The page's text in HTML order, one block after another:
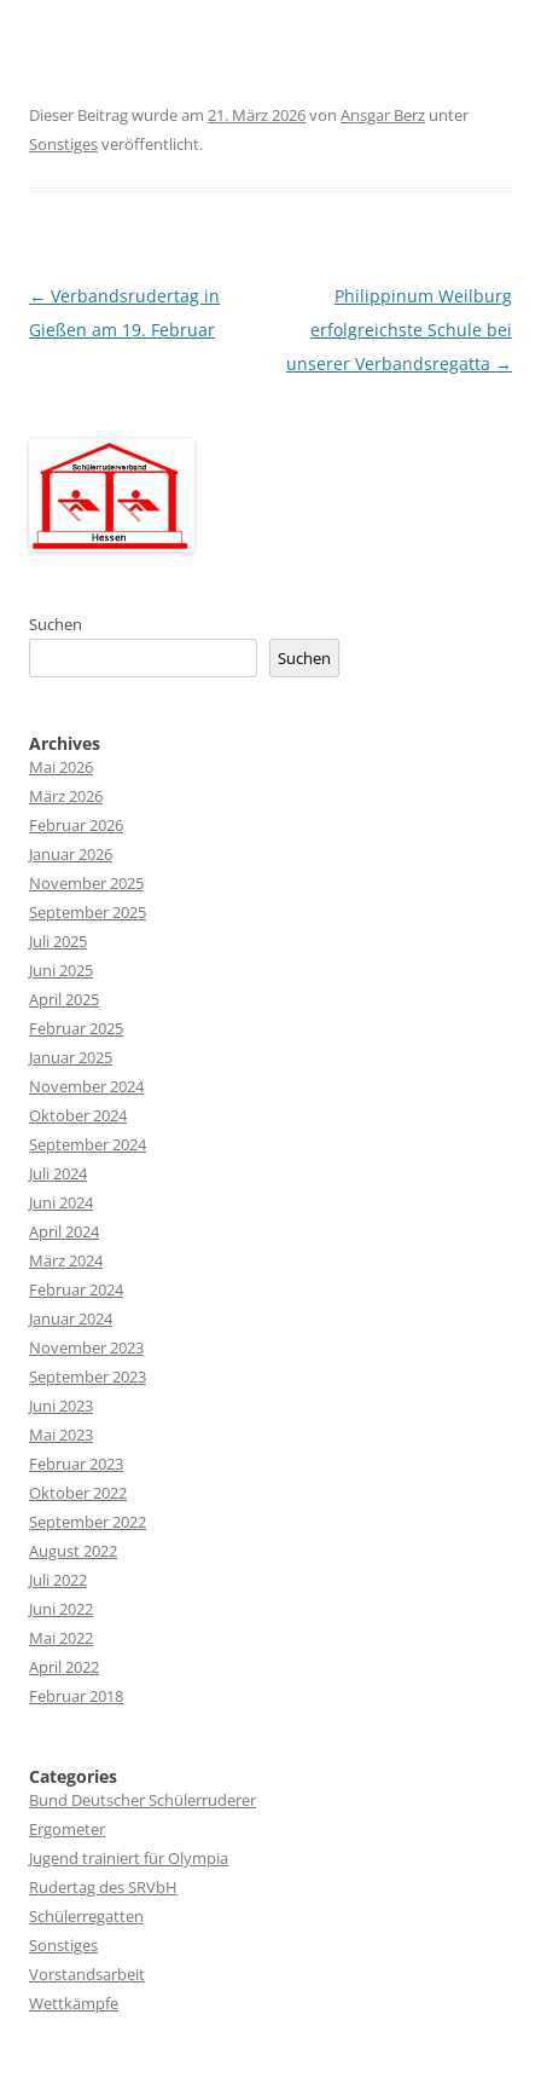
Dieser Beitrag wurde am 21. März 2026von Ansgar Berz unter
Sonstigesveröffentlicht.
Beitragsnavigation
← Verbandsrudertag in
Gießen am 19. Februar
Philippinum Weilburg
erfolgreichste Schule bei
unserer Verbandsregatta →
Suchen
Suchen
Archives
Mai 2026
März 2026
Februar 2026
Januar 2026
November 2025
September 2025
Juli 2025
Juni 2025
April 2025
Februar 2025
Januar 2025
November 2024
Oktober 2024
September 2024
Juli 2024
Juni 2024
April 2024
März 2024
Februar 2024
Januar 2024
November 2023
September 2023
Juni 2023
Mai 2023
Februar 2023
Oktober 2022
September 2022
August 2022
Juli 2022
Juni 2022
Mai 2022
April 2022
Februar 2018
Categories
Bund Deutscher Schülerruderer
Ergometer
Jugend trainiert für Olympia
Rudertag des SRVbH
Schülerregatten
Sonstiges
Vorstandsarbeit
Wettkämpfe